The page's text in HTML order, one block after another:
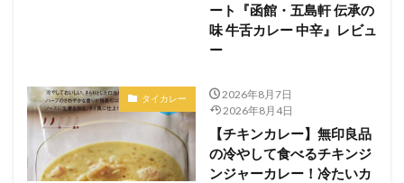
ート『函館・五島軒 伝承の
味 牛舌カレー 中辛』レビュ
ー
タイカレー
2026年8月7日
2026年8月4日
【チキンカレー】無印良品
の冷やして食べるチキンジ
ンジャーカレー！冷たいカ